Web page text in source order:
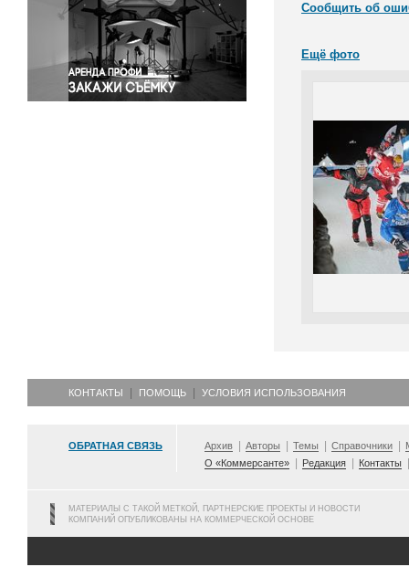
Спорт
Экология
Экономика и бизнес
Сообщить об
Ещё фото
КОНТАКТЫ ПОМОЩЬ УСЛОВИЯ ИСПОЛЬЗОВАНИЯ
ОБРАТНАЯ СВЯЗЬ Архив Авторы Темы Справочники
О «Коммерсанте»
Редакция Контакты
МАТЕРИАЛЫ С ТАКОЙ МЕТКОЙ, ПАРТНЕРСКИЕ ПРОЕКТЫ И НОВОСТИ
КОМПАНИЙ ОПУБЛИКОВАНЫ НА КОММЕРЧЕСКОЙ ОСНОВЕ